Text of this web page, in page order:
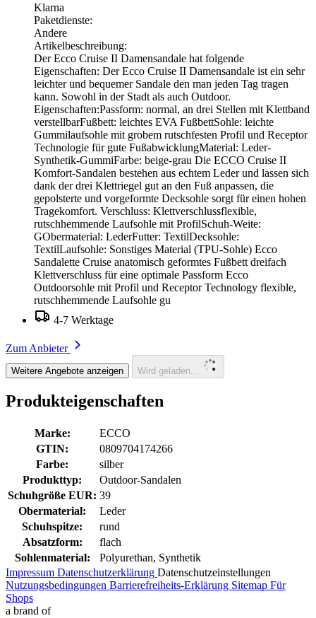
Klarna
Paketdienste:
Andere
Artikelbeschreibung:
Der Ecco Cruise II Damensandale hat folgende
Eigenschaften: Der Ecco Cruise II Damensandale ist ein sehr
leichter und bequemer Sandale den man jeden Tag tragen
kann. Sowohl in der Stadt als auch Outdoor.
Eigenschaften:Passform: normal, an drei Stellen mit Klettband
verstellbarFußbett: leichtes EVA FußbettSohle: leichte
Gummilaufsohle mit grobem rutschfesten Profil und Receptor
Technologie für gute FußabwicklungMaterial: Leder-
Synthetik-GummiFarbe: beige-grau Die ECCO Cruise II
Komfort-Sandalen bestehen aus echtem Leder und lassen sich
dank der drei Klettriegel gut an den Fuß anpassen, die
gepolsterte und vorgeformte Decksohle sorgt für einen hohen
Tragekomfort. Verschluss: Klettverschlussflexible,
rutschhemmende Laufsohle mit ProfilSchuh-Weite:
GObermaterial: LederFutter: TextilDecksohle:
TextilLaufsohle: Sonstiges Material (TPU-Sohle) Ecco
Sandalette Cruise anatomisch geformtes Fußbett dreifach
Klettverschluss für eine optimale Passform Ecco
Outdoorsohle mit Profil und Receptor Technology flexible,
rutschhemmende Laufsohle gu
4-7 Werktage
Zum Anbieter
Weitere Angebote anzeigen Wird geladen...
Produkteigenschaften
Marke:
ECCO
GTIN:
0809704174266
Farbe:
silber
Produkttyp:
Outdoor-Sandalen
Schuhgröße EUR: 39
Obermaterial:
Leder
Schuhspitze:
rund
Absatzform:
flach
Sohlenmaterial:
Polyurethan, Synthetik
Impressum Datenschutzerklärung Datenschutzeinstellungen
Nutzungsbedingungen Barrierefreiheits-Erklärung Sitemap Für
Shops
a brand of